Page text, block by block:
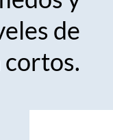
de
cortos.